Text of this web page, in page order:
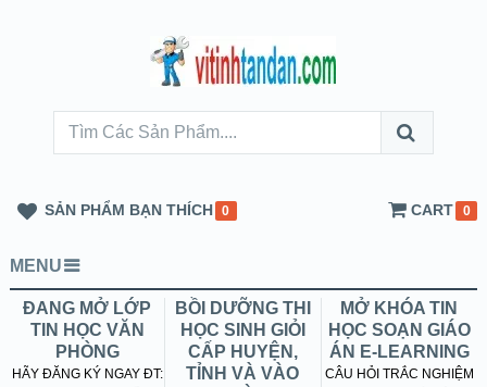
SẢN PHẨM BẠN THÍCH 0 CART 0
MENU
ĐANG MỞ LỚP
TIN HỌC VĂN
PHÒNG
HÃY ĐĂNG KÝ NGAY ĐT:
BỒI DƯỠNG THI
HỌC SINH GIỎI
CẤP HUYỆN,
TỈNH VÀ VÀO
MỞ KHÓA TIN
HỌC SOẠN GIÁO
ÁN E-LEARNING
CÂU HỎI TRẮC NGHIỆM